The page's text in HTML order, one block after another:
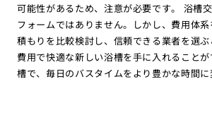
可能性があるため、注意が必要です。 浴槽
フォームではありません。しかし、費用体
積もりを比較検討し、信頼できる業者を選
費用で快適な新しい浴槽を手に入れること
槽で、毎日のバスタイムをより豊かな時間に